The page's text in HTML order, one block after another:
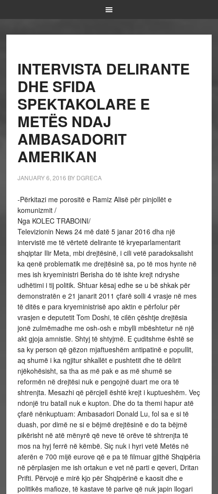
INTERVISTA DELIRANTE
DHE SFIDA
SPEKTAKOLARE E
METËS NDAJ
AMBASADORIT
AMERIKAN
JANUARY 6, 2016 BY DGRECA
-Përkitazi me porositë e Ramiz Alisë për pinjollët e
komunizmit /
Nga KOLEC TRABOINI/
Televizionin News 24 më datë 5 janar 2016 dha një
intervistë me të vërtetë delirante të kryeparlamentarit
shqiptar Ilir Meta, mbi drejtësinë, i cili vetë paradoksalisht
ka qenë problematik me drejtësinë sa, po të mos hynte në
mes ish kryeministri Berisha do të ishte krejt ndryshe
udhëtimi i tij politik. Shtuar kësaj edhe se u bë shkak për
demonstratën e 21 janarit 2011 çfarë solli 4 vrasje në mes
të ditës e para kryeministrisë apo aktin e përfolur për
vrasjen e deputetit Tom Doshi, të cilën çështje drejtësia
jonë zulmëmadhe me osh-osh e mbylli mbështetur në një
akt gjoja amnistie. Shtyj të shtyjmë. E çuditshme është se
sa ky person që gëzon mjaftueshëm antipatinë e popullit,
aq shumë i ka ngjitur shkallët e pushtetit dhe të dëlirit
njëkohësisht, sa tha as më pak e as më shumë se
reformën në drejtësi nuk e pengojnë duart me ora të
shtrenjta. Mesazhi që përcjell është krejt i kuptueshëm. Veç
ndonjë tru batall nuk e kupton. Dhe do ta themi hapur atë
çfarë nënkuptuam: Ambasadori Donald Lu, fol sa e si të
duash, por dimë ne si e bëjmë drejtësinë e do ta bëjmë
pikërisht në atë mënyrë që neve të orëve të shtrenjta të
mos na hyj ferrë në këmbë. Siç nuk i hyri vetë Metës në
aferën e 700 mijë eurove që e pa të filmuar gjithë Shqipëria
në përplasjen me ish ortakun e vet në parti e qeveri, Dritan
Prifti. Përvojë e mirë kjo për Shqipërinë e kaosit dhe e
politikës mafioze, të kastave të parive që nuk japin llogari